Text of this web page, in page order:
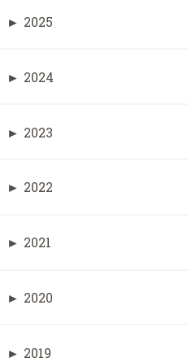
► 2025
► 2024
► 2023
► 2022
► 2021
► 2020
► 2019